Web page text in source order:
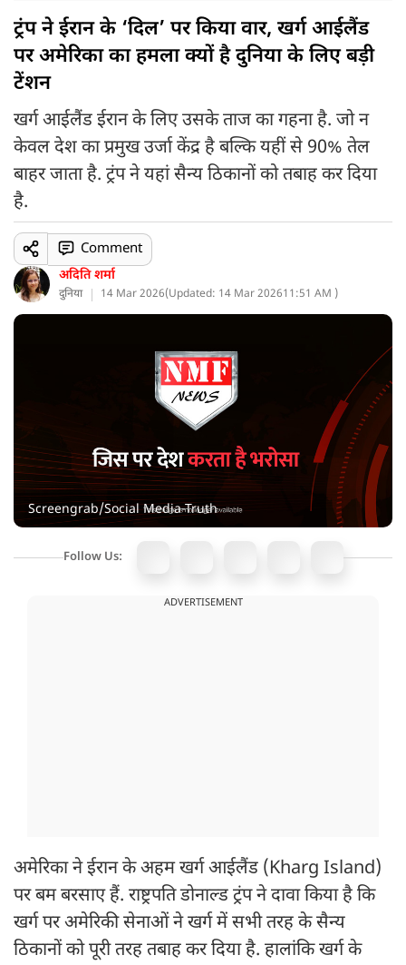
ट्रंप ने ईरान के ‘दिल’ पर किया वार, खर्ग आईलैंड
पर अमेरिका का हमला क्यों है दुनिया के लिए बड़ी
टेंशन
खर्ग आईलैंड ईरान के लिए उसके ताज का गहना है. जो न
केवल देश का प्रमुख उर्जा केंद्र है बल्कि यहीं से 90% तेल
बाहर जाता है. ट्रंप ने यहां सैन्य ठिकानों को तबाह कर दिया
है.
अदिति शर्मा
दुनिया 14 Mar 2026(Updated: 14 Mar 202611:51 AM )
Comment
Screengrab/Social Media-Truth
Follow Us:
ADVERTISEMENT
अमेरिका ने ईरान के अहम खर्ग आईलैंड (Kharg Island)
पर बम बरसाए हैं. राष्ट्रपति डोनाल्ड ट्रंप ने दावा किया है कि
खर्ग पर अमेरिकी सेनाओं ने खर्ग में सभी तरह के सैन्य
ठिकानों को पूरी तरह तबाह कर दिया है. हालांकि खर्ग के